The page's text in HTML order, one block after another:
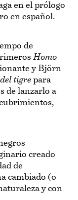
en el prólogo
en español.
de
Homo
y Björn
tigre para
de lanzarlo a
creado
de
cambiado (o
y con